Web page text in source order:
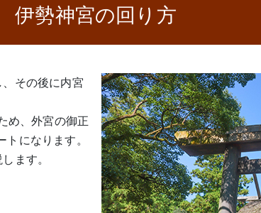
伊勢神宮の回り方
その後に内宮
め、外宮の御正
になります。
ます。